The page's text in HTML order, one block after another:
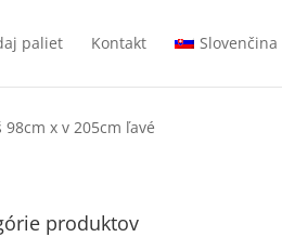
paliet Kontakt Slovenčina
x v 205cm ľavé
produktov